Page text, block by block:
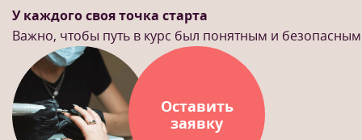
У каждого своя точка старта
Важно, чтобы путь в курс был понятным и безопасным
Оставить
заявку